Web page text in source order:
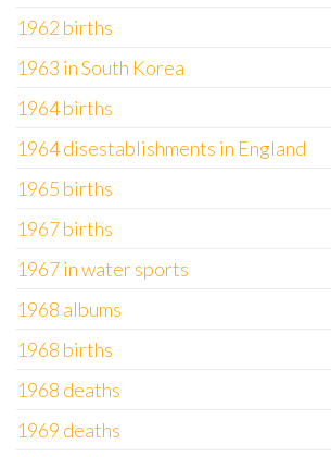
1962 births
1963 in South Korea
1964 births
1964 disestablishments in England
1965 births
1967 births
1967 in water sports
1968 albums
1968 births
1968 deaths
1969 deaths